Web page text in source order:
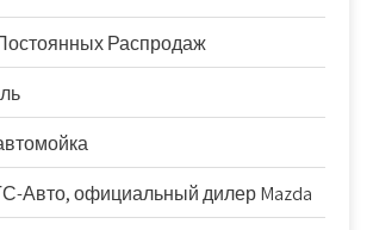
Распродаж
Авто, официальный дилер Mazda